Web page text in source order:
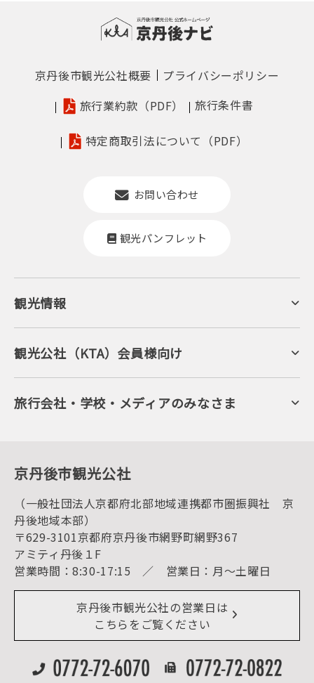
京丹後市観光公社概要
プライバシーポリシー
旅行業約款（PDF）
旅行条件書
特定商取引法について（PDF）
お問い合わせ
観光パンフレット
観光情報
京丹後について
ジオパークの絶景
キャンプ・グランピング
自然景観
旬の食
フルーツ
美術館・資料館
観光
海水浴
キャンプ
お宿探し
宿泊・日帰り予約（空室検索）
予約照会・予約キャンセル
宿泊施設一覧（お宿比較ページ）
アクセス
お知らせ
イベント情報
デジタル観光パンフレット
リアルタイム道路情報
よくある質問
観光公社（KTA）会員様向け
KTA会員コミュニティ
会員向けサービス
KTAニュースレター
会員加入・会員情報（会員規程）
旅行会社・学校・メディアのみなさま
プレスリリース
京丹後市観光公社
（一般社団法人京都府北部地域連携都市圏振興社 京
丹後地域本部）
〒629-3101京都府京丹後市網野町網野367
アミティ丹後１F
営業時間：8:30-17:15 ／ 営業日：月～土曜日
京丹後市観光公社の営業日は
こちらをご覧ください